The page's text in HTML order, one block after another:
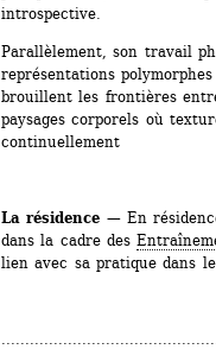
introspective.
Parallèlement, son travail
représentations
brouillent les frontières
paysages corporels où
continuellement
La résidence — En
dans la cadre des
lien avec sa pratique dans